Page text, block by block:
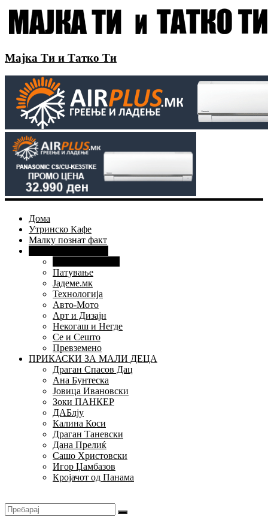
Мајка Ти и Татко Ти
Дома
Утринско Кафе
Малку познат факт
Патување
Јадеме.мк
Технологија
Авто-Мото
Арт и Дизајн
Некогаш и Негде
Се и Сешто
Превземено
ПРИКАСКИ ЗА МАЛИ ДЕЦА
Драган Спасов Дац
Ана Бунтеска
Јовица Ивановски
Зоки ПАНКЕР
ДАБлју
Калина Коси
Драган Таневски
Дана Прелиќ
Сашо Христовски
Игор Џамбазов
Кројачот од Панама